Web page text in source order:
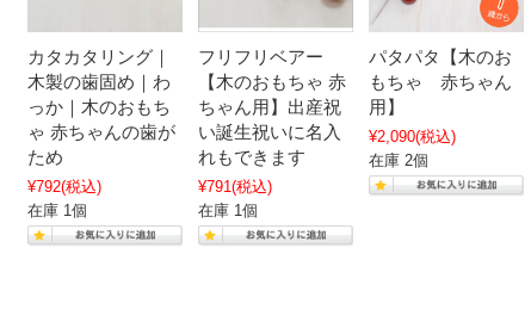
カタカタリング｜
木製の歯固め｜わ
っか｜木のおもち
ゃ 赤ちゃんの歯が
ため
¥792(税込)
在庫 1個
フリフリベアー
【木のおもちゃ 赤
ちゃん用】出産祝
い誕生祝いに名入
れもできます
¥791(税込)
在庫 1個
パタパタ【木のお
もちゃ 赤ちゃん
用】
¥2,090(税込)
在庫 2個